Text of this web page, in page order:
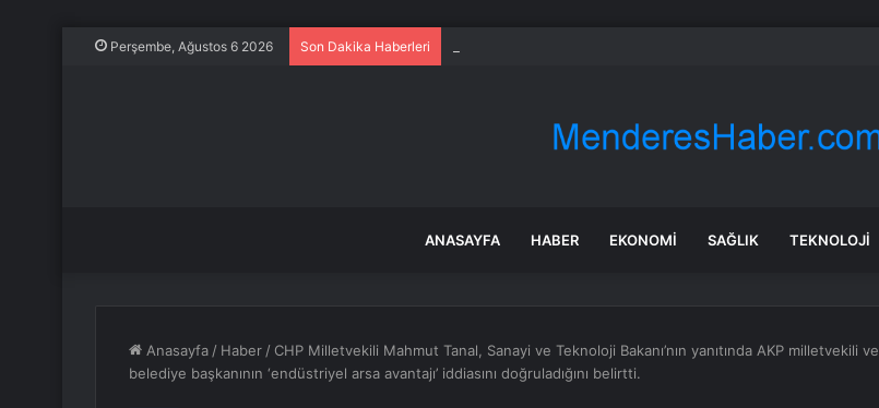
Perşembe, Ağustos 6 2026 Son Dakika Haberleri
ANASAYFA HABER EKONOMI SAĞLIK TEKNOLOJI
Anasayfa / Haber / CHP Milletvekili Mahmut Tanal, Sanayi ve Teknoloji Bakanı’nın yanıtında AKP milletvekili ve
belediye başkanının ‘endüstriyel arsa avantajı’ iddiasını doğruladığını belirtti.